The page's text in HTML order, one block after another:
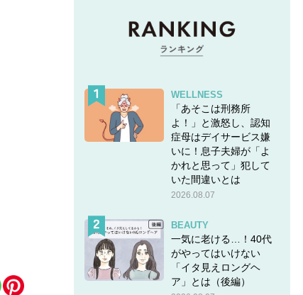
WELLNESS
「あそこは刑務所
よ！」と激怒し、認知
症母はデイサービス嫌
いに！息子夫婦が「よ
かれと思って」犯して
いた間違いとは
2026.08.07
BEAUTY
一気に老ける…！40代
がやってはいけない
「イタ見えロングヘ
ア」とは（後編）